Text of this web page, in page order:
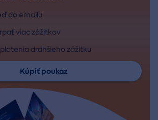
do emailu
viac zážitkov
drahšieho zážitku
Kúpiť poukaz